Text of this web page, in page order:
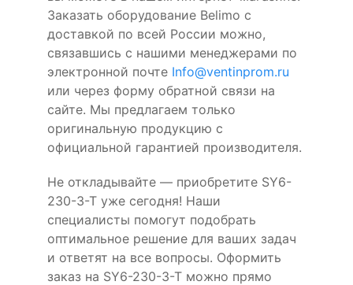
Заказать оборудование Belimo с
доставкой по всей России можно,
связавшись с нашими менеджерами по
электронной почте Info@ventinprom.ru
или через форму обратной связи на
сайте. Мы предлагаем только
оригинальную продукцию с
официальной гарантией производителя.
Не откладывайте — приобретите SY6-
230-3-T уже сегодня! Наши
специалисты помогут подобрать
оптимальное решение для ваших задач
и ответят на все вопросы. Оформить
заказ на SY6-230-3-T можно прямо